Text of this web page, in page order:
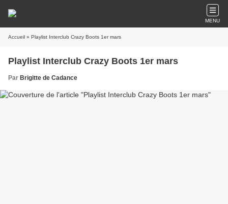
MENU
Accueil » Playlist Interclub Crazy Boots 1er mars
Playlist Interclub Crazy Boots 1er mars
Par Brigitte de Cadance